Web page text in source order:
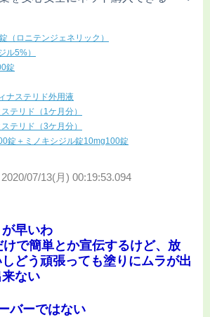
（ロニテンジェネリック）
ル5%）
錠
ナステリド外用液
テリド（1ケ月分）
テリド（3ケ月分）
錠＋ミノキシジル錠10mg100錠
2020/07/13(月) 00:19:53.094
早いわ
で簡単とか宣伝するけど、放
どう頑張っても塗りにムラが出
ない
バーではない